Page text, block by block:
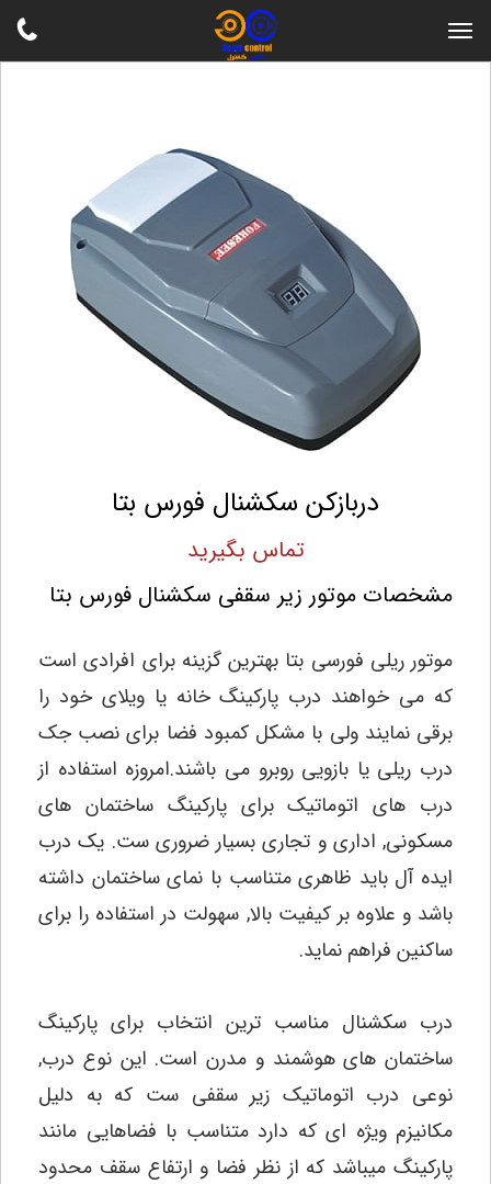
دربازکن سکشنال فورس بتا
تماس بگیرید
مشخصات موتور زیر سقفی سکشنال فورس بتا
موتور ریلی فورسی بتا بهترین گزینه برای افرادی است
که می خواهند درب پارکینگ خانه یا ویلای خود را
برقی نمایند ولی با مشکل کمبود فضا برای نصب جک
درب ریلی یا بازویی روبرو می باشند.امروزه استفاده از
درب های اتوماتیک برای پارکینگ ساختمان های
مسکونی, اداری و تجاری بسیار ضروری ست. یک درب
ایده آل باید ظاهری متناسب با نمای ساختمان داشته
باشد و علاوه بر کیفیت بالا, سهولت در استفاده را برای
ساکنین فراهم نماید.
درب سکشنال مناسب ترین انتخاب برای پارکینگ
ساختمان های هوشمند و مدرن است. این نوع درب,
نوعی درب اتوماتیک زیر سقفی ست که به دلیل
مکانیزم ویژه ای که دارد متناسب با فضاهایی مانند
پارکینگ میباشد که از نظر فضا و ارتفاع سقف محدود